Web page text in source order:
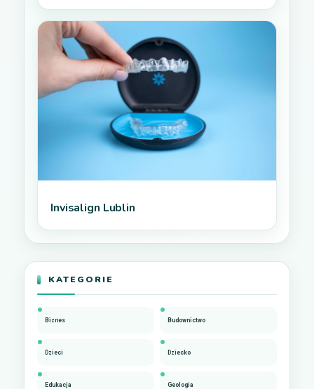
Invisalign Lublin
KATEGORIE
Biznes Budownictwo
Dzieci Dziecko
Edukacja Geologia